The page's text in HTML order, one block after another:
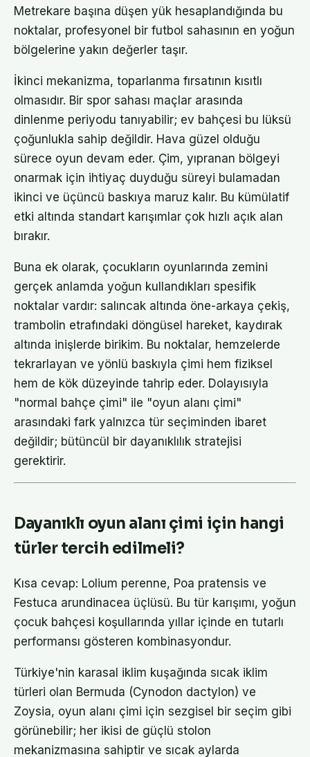
Metrekare başına düşen yük hesaplandığında bu
noktalar, profesyonel bir futbol sahasının en yoğun
bölgelerine yakın değerler taşır.
İkinci mekanizma, toparlanma fırsatının kısıtlı
olmasıdır. Bir spor sahası maçlar arasında
dinlenme periyodu tanıyabilir; ev bahçesi bu lüksü
çoğunlukla sahip değildir. Hava güzel olduğu
sürece oyun devam eder. Çim, yıpranan bölgeyi
onarmak için ihtiyaç duyduğu süreyi bulamadan
ikinci ve üçüncü baskıya maruz kalır. Bu kümülatif
etki altında standart karışımlar çok hızlı açık alan
bırakır.
Buna ek olarak, çocukların oyunlarında zemini
gerçek anlamda yoğun kullandıkları spesifik
noktalar vardır: salıncak altında öne-arkaya çekiş,
trambolin etrafındaki döngüsel hareket, kaydırak
altında inişlerde birikim. Bu noktalar, hemzelerde
tekrarlayan ve yönlü baskıyla çimi hem fiziksel
hem de kök düzeyinde tahrip eder. Dolayısıyla
"normal bahçe çimi" ile "oyun alanı çimi"
arasındaki fark yalnızca tür seçiminden ibaret
değildir; bütüncül bir dayanıklılık stratejisi
gerektirir.
Dayanıklı oyun alanı çimi için hangi
türler tercih edilmeli?
Kısa cevap: Lolium perenne, Poa pratensis ve
Festuca arundinacea üçlüsü. Bu tür karışımı, yoğun
çocuk bahçesi koşullarında yıllar içinde en tutarlı
performansı gösteren kombinasyondur.
Türkiye'nin karasal iklim kuşağında sıcak iklim
türleri olan Bermuda (Cynodon dactylon) ve
Zoysia, oyun alanı çimi için sezgisel bir seçim gibi
görünebilir; her ikisi de güçlü stolon
mekanizmasına sahiptir ve sıcak aylarda